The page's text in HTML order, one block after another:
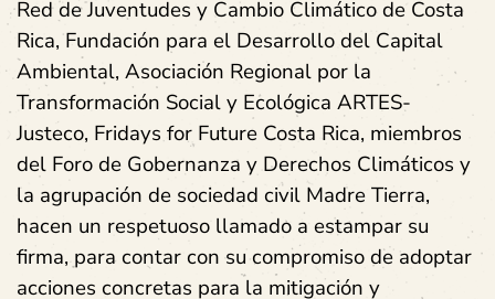
Red de Juventudes y Cambio Climático de Costa
Rica, Fundación para el Desarrollo del Capital
Ambiental, Asociación Regional por la
Transformación Social y Ecológica ARTES-
Justeco, Fridays for Future Costa Rica, miembros
del Foro de Gobernanza y Derechos Climáticos y
la agrupación de sociedad civil Madre Tierra,
hacen un respetuoso llamado a estampar su
firma, para contar con su compromiso de adoptar
acciones concretas para la mitigación y